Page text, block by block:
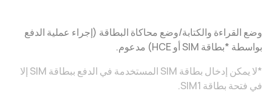
وضع القراءة والكتابة/وضع محاكاة البطاقة (إجراء عملية الدفع
بواسطة *بطاقة SIM أو HCE) مدعوم.
*لا يمكن إدخال بطاقة SIM المستخدمة في الدفع ببطاقة SIM إلا
في فتحة بطاقة SIM1.